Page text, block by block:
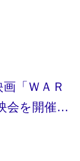
「ＷＡＲ
会を開催…